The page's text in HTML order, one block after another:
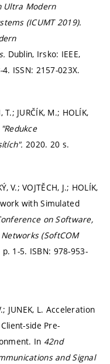
Ultra Modern
(ICUMT 2019).
Dublin, Irsko: IEEE,
ISSN: 2157-023X.
T.; JURČÍK, M.; HOLÍK,
2020. 20 s.
V.; VOJTĚCH, J.; HOLÍK,
with Simulated
on Software,
(SoftCOM
p. 1-5. ISBN: 978-953-
JUNEK, L. Acceleration
side Pre-
In 42nd
and Signal